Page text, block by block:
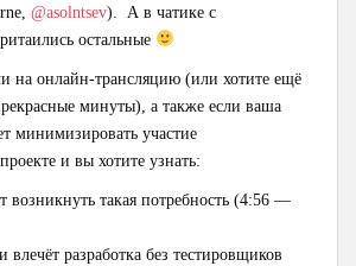
@asolntsev). А в чатике с
остальные
на онлайн-трансляцию (или хотите ещё
минуты), а также если ваша
минимизировать участие
и вы хотите узнать:
возникнуть такая потребность (4:56 —
влечёт разработка без тестировщиков